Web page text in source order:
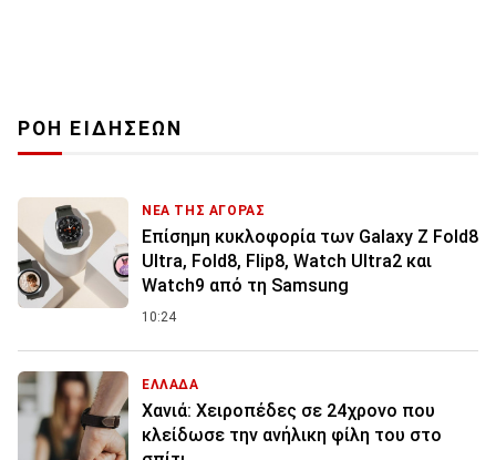
ΡΟΗ ΕΙΔΗΣΕΩΝ
ΝΕΑ ΤΗΣ ΑΓΟΡΑΣ
Επίσημη κυκλοφορία των Galaxy Z Fold8
Ultra, Fold8, Flip8, Watch Ultra2 και
Watch9 από τη Samsung
10:24
ΕΛΛΑΔΑ
Χανιά: Χειροπέδες σε 24χρονο που
κλείδωσε την ανήλικη φίλη του στο